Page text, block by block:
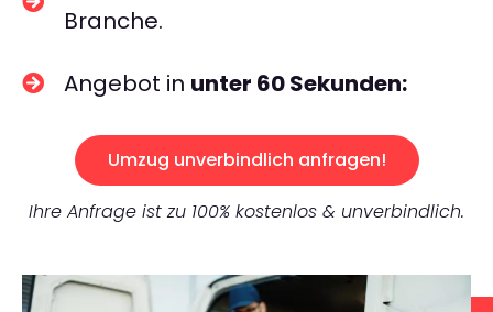
Branche.
Angebot in unter 60 Sekunden:
Umzug unverbindlich anfragen!
Ihre Anfrage ist zu 100% kostenlos & unverbindlich.